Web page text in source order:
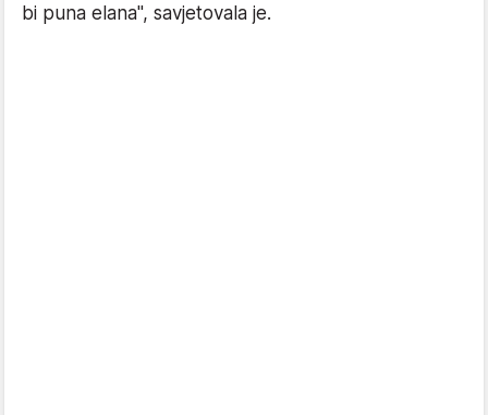
bi puna elana", savjetovala je.